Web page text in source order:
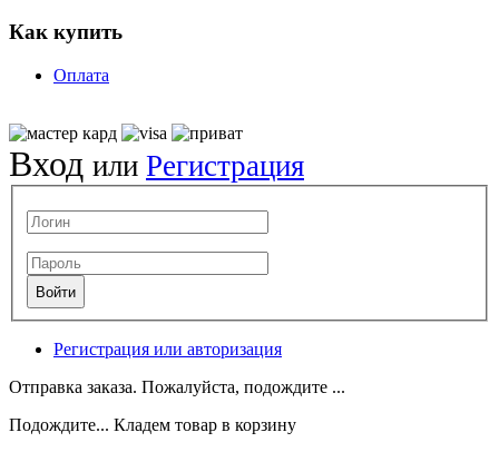
Как купить
Оплата
Вход или Регистрация
Регистрация или авторизация
Отправка заказа. Пожалуйста, подождите ...
Подождите... Кладем товар в корзину